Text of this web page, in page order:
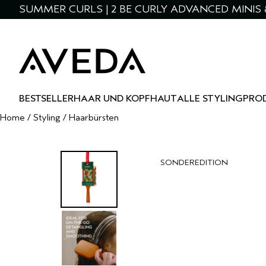
SUMMER CURLS | 2 BE CURLY ADVANCED
BESTSELLERHAAR UND KOPFHAUTALLE
Home / Styling / Haarbürsten
SONDEREDITION